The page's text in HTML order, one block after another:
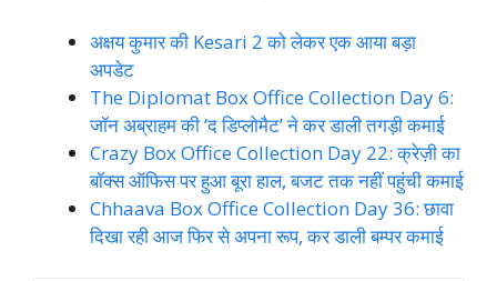
अक्षय कुमार की Kesari 2 को लेकर एक आया बड़ा
अपडेट
The Diplomat Box Office Collection Day 6:
जॉन अब्राहम की ‘द डिप्लोमैट’ ने कर डाली तगड़ी कमाई
Crazy Box Office Collection Day 22: क्रेज़ी का
बॉक्स ऑफिस पर हुआ बूरा हाल, बजट तक नहीं पहुंची कमाई
Chhaava Box Office Collection Day 36: छावा
दिखा रही आज फिर से अपना रूप, कर डाली बम्पर कमाई